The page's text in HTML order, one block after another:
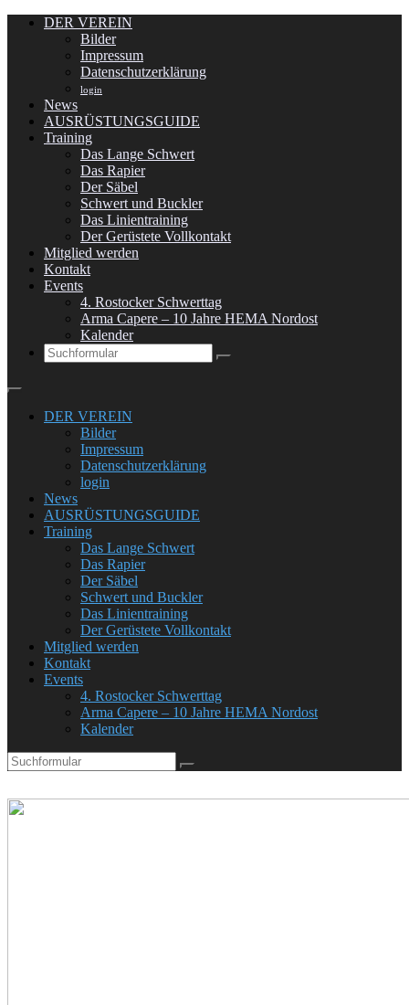
DER VEREIN
Bilder
Impressum
Datenschutzerklärung
login
News
AUSRÜSTUNGSGUIDE
Training
Das Lange Schwert
Das Rapier
Der Säbel
Schwert und Buckler
Das Linientraining
Der Gerüstete Vollkontakt
Mitglied werden
Kontakt
Events
4. Rostocker Schwerttag
Arma Capere – 10 Jahre HEMA Nordost
Kalender
DER VEREIN
Bilder
Impressum
Datenschutzerklärung
login
News
AUSRÜSTUNGSGUIDE
Training
Das Lange Schwert
Das Rapier
Der Säbel
Schwert und Buckler
Das Linientraining
Der Gerüstete Vollkontakt
Mitglied werden
Kontakt
Events
4. Rostocker Schwerttag
Arma Capere – 10 Jahre HEMA Nordost
Kalender
Search